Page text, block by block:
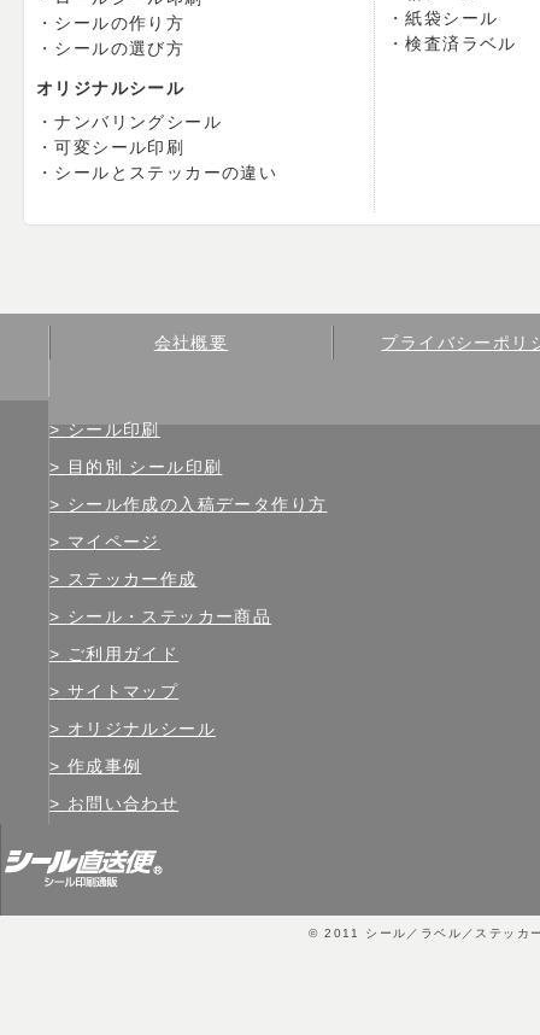
シールの作り方
シールの選び方
オリジナルシール
ナンバリングシール
可変シール印刷
シールとステッカーの違い
紙袋シール
検査済ラベル
会社概要 プライバシーポリ
シール印刷
目的別 シール印刷
シール作成の入稿データ作り方
マイページ
ステッカー作成
シール・ステッカー商品
ご利用ガイド
サイトマップ
オリジナルシール
作成事例
お問い合わせ
© 2011 シール／ラベル／ステッカ